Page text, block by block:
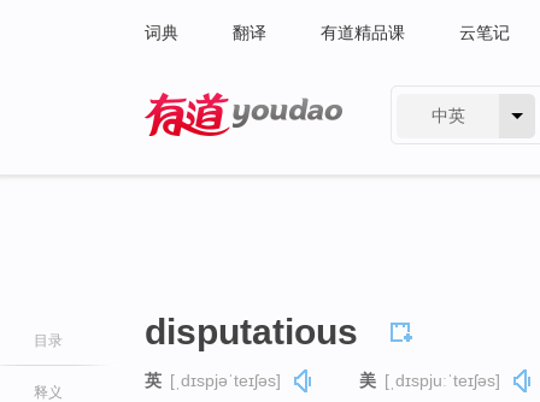
词典 翻译 有道精品课 云笔记
中英
目录
释义
disputatious
英 [ˌdɪspjəˈteɪʃəs] 美 [ˌdɪspjuːˈteɪʃəs]